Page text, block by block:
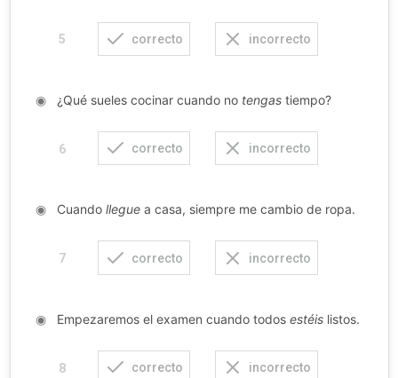
5 correcto incorrecto
◉¿Qué sueles cocinar cuando no tengastiempo?
6 correcto incorrecto
◉Cuando lleguea casa, siempre me cambio de ropa.
7 correcto incorrecto
◉Empezaremos el examen cuando todos estéislistos.
8 correcto incorrecto